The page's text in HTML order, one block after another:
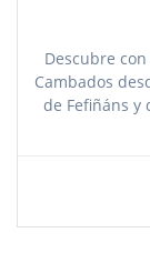
Descubre
Cambados
de Fefiñáns